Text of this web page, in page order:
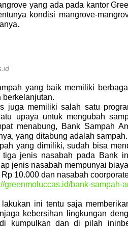
yang ada pada kantor
kondisi mangrove-
yang baik memiliki
berkelanjutan.
juga memiliki salah satu
upaya untuk mengubah
menabung, Bank Sampah
yang ditabung adalah
yang dimiliki, sudah bisa
tiga jenis nasabah pada Bank
jenis nasabah mempunyai
10.000 dan nasabah
greenmoluccas.id/bank-sampah-
ini tentu saja
kebersihan lingkungan
kumpulkan dan di pilah